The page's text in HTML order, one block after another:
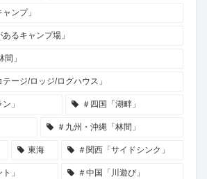
ンプ」
るキャンプ場」
」
ージ/ロッジ/ログハウス」
」 ＃四国「湖畔」
＃九州・沖縄「林間」
東海 ＃関西「サイドシンク」
」 ＃中国「川遊び」